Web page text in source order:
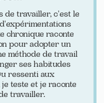
de travailler, c'est le
chronique raconte
pour adopter un
méthode de travail
ses habitudes
ressenti aux
teste et je raconte
travailler.